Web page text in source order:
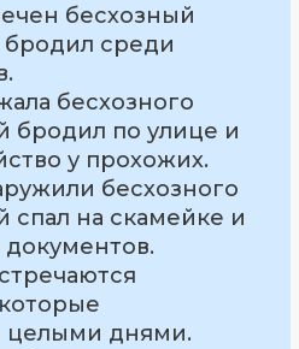
бесхозный
бродил среди
бесхозного
бродил по улице и
у прохожих.
бесхозного
спал на скамейке и
целыми днями.